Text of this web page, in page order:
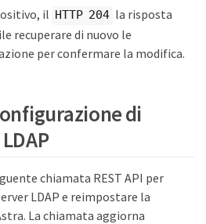
il HTTP 204 la risposta
recuperare di nuovo le
per confermare la modifica.
di
chiamata REST API per
LDAP e reimpostare la
La chiamata aggiorna